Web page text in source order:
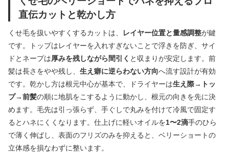
直伝カットと乾かし方
くせ毛を扱いやすくするカットは、 レイヤー位置と量感調整が鍵
です。トップはレイヤーを入れすぎないことで浮きを防ぎ、サイ
ドとネープは厚みを残しながら間引く と収まりが安定します。前
髪は長さをやや残し、 生え癖に逆らわない方向へ流す設計が有効
です。乾かし方は根元中心が基本で、ドライヤーは生え際→トッ
プ→前髪の順に地肌をこするように動かし、根元の向きを先に決
めます。毛先は引っ張らず、手ぐしで丸みを付けて冷風で固定す
るとハネにくくなります。仕上げに軽いオイルを1〜2滴手のひら
で薄く伸ばし、表面のフリズのみを抑えると、ベリーショートの
立体感を損なわずに整います。